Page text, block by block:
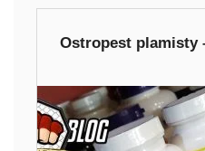
Ostropest plamisty